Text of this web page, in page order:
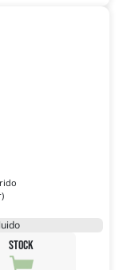
STOCK